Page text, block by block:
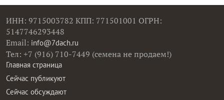
ИНН: 9715003782 КПП: 771501001 ОГРН:
5147746293448
Email: info@7dach.ru
Тел: +7 (916) 710-7449 (семена не продаем!)
Главная страница
Сейчас публикуют
Сейчас обсуждают